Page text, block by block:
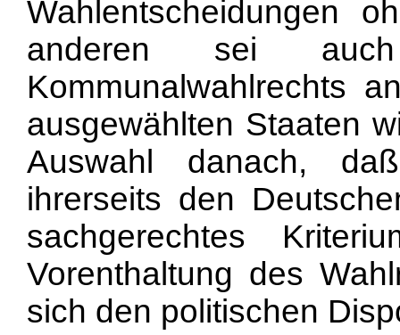
Wahlentscheidungen
anderen sei
Kommunalwahlrechts
ausgewählten Staaten
Auswahl danach,
ihrerseits den
sachgerechtes
Vorenthaltung des
sich den politischen